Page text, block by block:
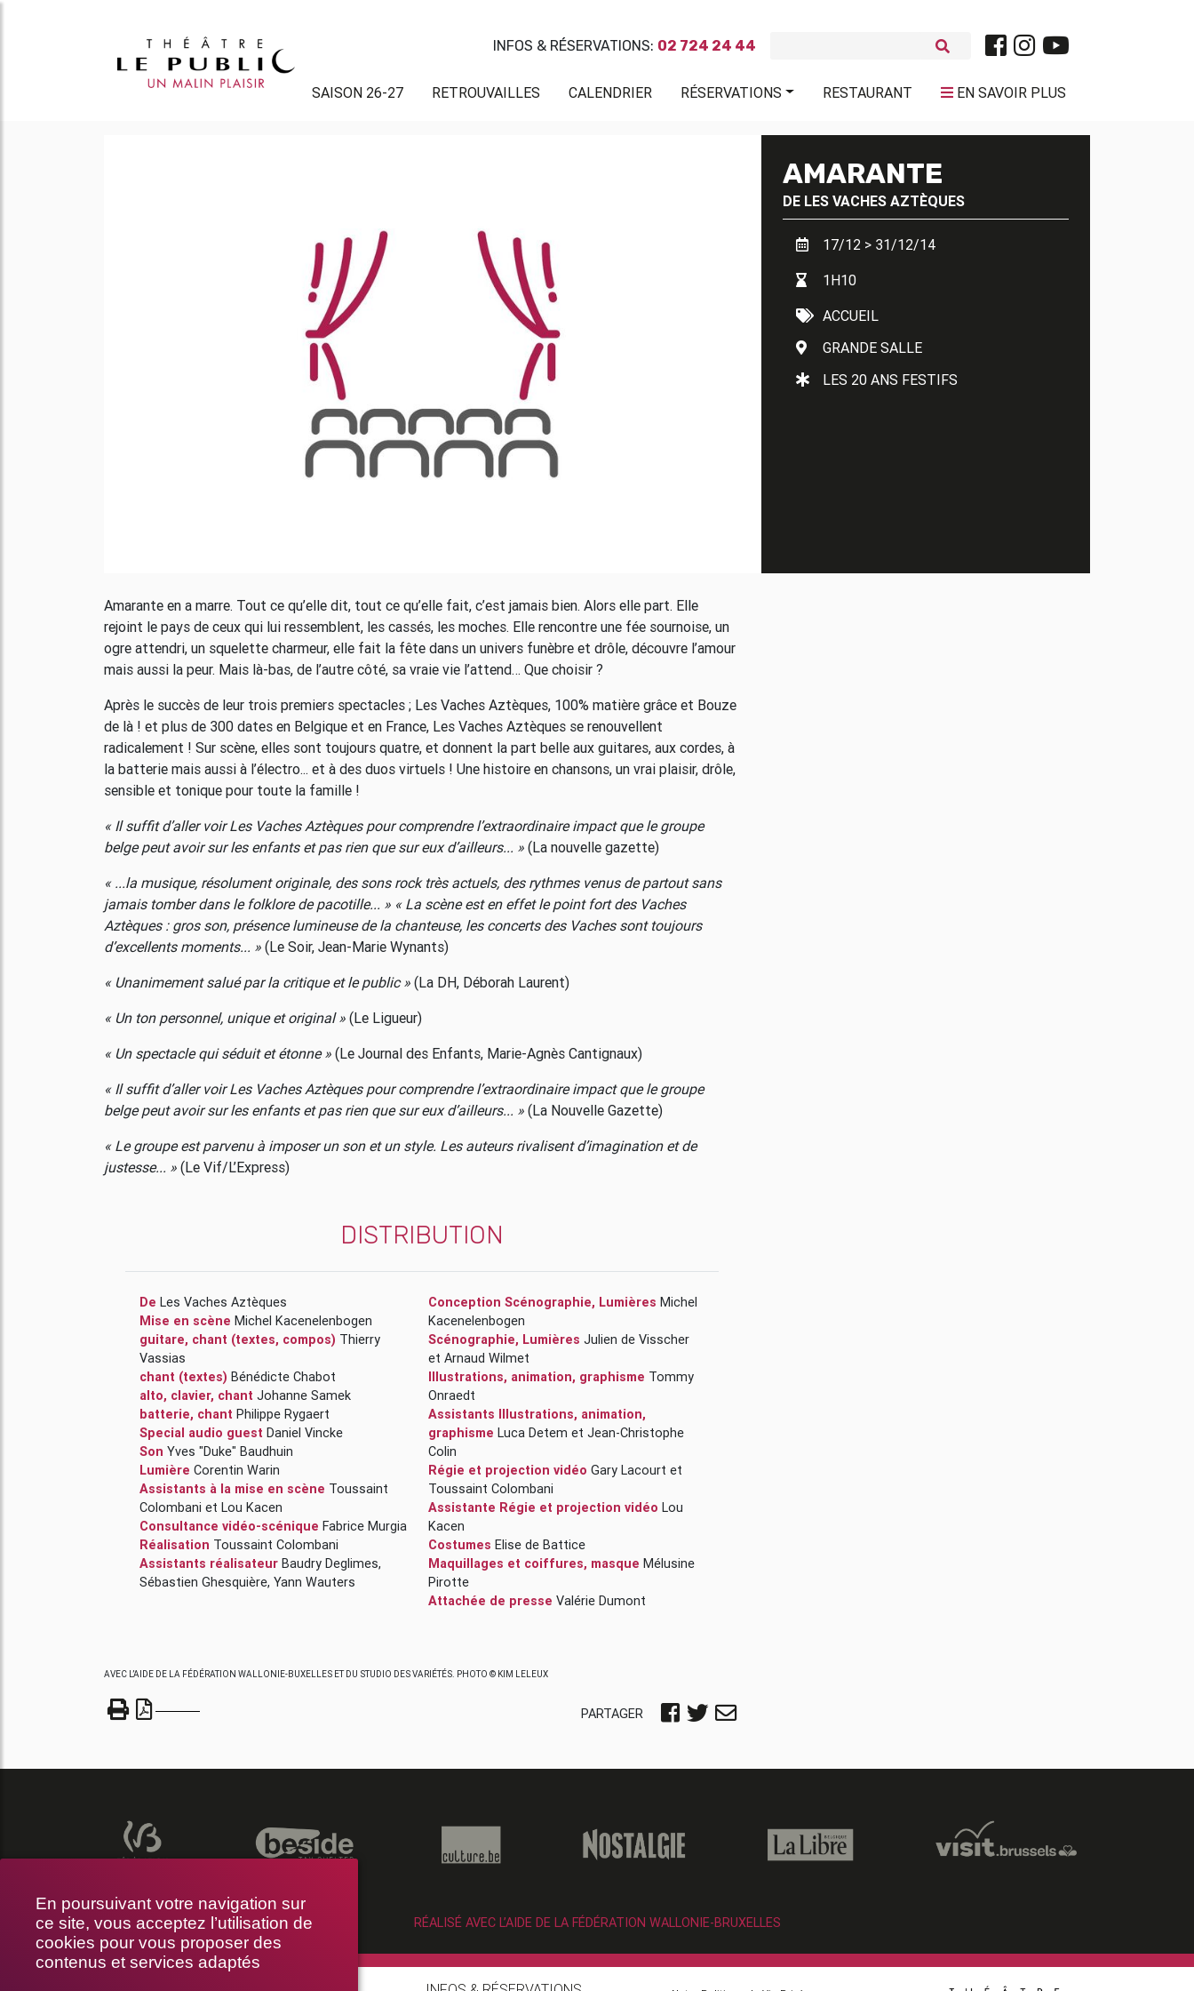
En poursuivant votre navigation sur
ce site, vous acceptez l’utilisation de
cookies pour vous proposer des
contenus et services adaptés
INFOS & RÉSERVATIONS: 02 724 24 44
SAISON 26-27 RETROUVAILLES CALENDRIER RÉSERVATIONS RESTAURANT EN SAVOIR PLUS
AMARANTE
DE LES VACHES AZTÈQUES
17/12 > 31/12/14
1H10
ACCUEIL
GRANDE SALLE
LES 20 ANS FESTIFS
Amarante en a marre. Tout ce qu’elle dit, tout ce qu’elle fait, c’est jamais bien. Alors elle part. Elle
rejoint le pays de ceux qui lui ressemblent, les cassés, les moches. Elle rencontre une fée sournoise, un
ogre attendri, un squelette charmeur, elle fait la fête dans un univers funèbre et drôle, découvre l’amour
mais aussi la peur. Mais là-bas, de l’autre côté, sa vraie vie l’attend… Que choisir ?
Après le succès de leur trois premiers spectacles ; Les Vaches Aztèques, 100% matière grâce et Bouze
de là ! et plus de 300 dates en Belgique et en France, Les Vaches Aztèques se renouvellent
radicalement ! Sur scène, elles sont toujours quatre, et donnent la part belle aux guitares, aux cordes, à
la batterie mais aussi à l’électro... et à des duos virtuels ! Une histoire en chansons, un vrai plaisir, drôle,
sensible et tonique pour toute la famille !
« Il suffit d’aller voir Les Vaches Aztèques pour comprendre l’extraordinaire impact que le groupe
belge peut avoir sur les enfants et pas rien que sur eux d’ailleurs... » (La nouvelle gazette)
« ...la musique, résolument originale, des sons rock très actuels, des rythmes venus de partout sans
jamais tomber dans le folklore de pacotille... » « La scène est en effet le point fort des Vaches
Aztèques : gros son, présence lumineuse de la chanteuse, les concerts des Vaches sont toujours
d’excellents moments... » (Le Soir, Jean-Marie Wynants)
« Unanimement salué par la critique et le public » (La DH, Déborah Laurent)
« Un ton personnel, unique et original » (Le Ligueur)
« Un spectacle qui séduit et étonne » (Le Journal des Enfants, Marie-Agnès Cantignaux)
« Il suffit d’aller voir Les Vaches Aztèques pour comprendre l’extraordinaire impact que le groupe
belge peut avoir sur les enfants et pas rien que sur eux d’ailleurs... » (La Nouvelle Gazette)
« Le groupe est parvenu à imposer un son et un style. Les auteurs rivalisent d’imagination et de
justesse... » (Le Vif/L’Express)
DISTRIBUTION
De Les Vaches Aztèques
Mise en scène
Michel Kacenelenbogen
guitare, chant (textes, compos) Thierry
Vassias
chant (textes)
Bénédicte Chabot
alto, clavier, chant Johanne Samek
batterie, chant Philippe Rygaert
Special audio guest Daniel Vincke
Son Yves "Duke" Baudhuin
Lumière Corentin Warin
Assistants à la mise en scène Toussaint
Colombani et Lou Kacen
Consultance vidéo-scénique Fabrice Murgia
Réalisation Toussaint Colombani
Assistants réalisateur Baudry Deglimes,
Sébastien Ghesquière, Yann Wauters
Conception Scénographie, Lumières Michel
Kacenelenbogen
Scénographie, Lumières
Julien de Visscher
et Arnaud Wilmet
Illustrations, animation, graphisme Tommy
Onraedt
Assistants Illustrations, animation,
graphisme Luca Detem et Jean-Christophe
Colin
Régie et projection vidéo Gary Lacourt et
Toussaint Colombani
Assistante Régie et projection vidéo Lou
Kacen
Costumes Elise de Battice
Maquillages et coiffures, masque Mélusine
Pirotte
Attachée de presse Valérie Dumont
AVEC L’AIDE DE LA FÉDÉRATION WALLONIE-BUXELLES ET DU STUDIO DES VARIÉTÉS. PHOTO © KIM LELEUX
PARTAGER
RÉALISÉ AVEC L’AIDE DE LA FÉDÉRATION WALLONIE-BRUXELLES